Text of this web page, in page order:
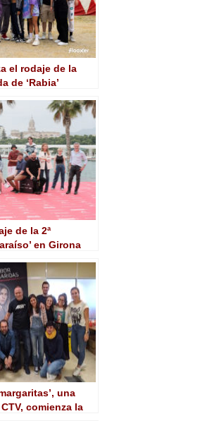
el rodaje de la
de ‘Rabia’
de la 2ª
en Girona
una
comienza la